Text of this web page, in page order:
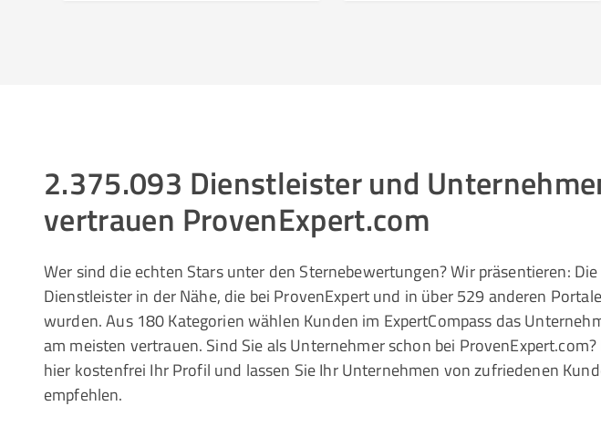
2.375.093 Dienstleister und
vertrauen ProvenExpert.com
Wer sind die echten Stars unter den Sternebewertungen? Wir präsentieren:
Dienstleister in der Nähe, die bei ProvenExpert und in über 529 anderen
wurden. Aus 180 Kategorien wählen Kunden im ExpertCompass das
am meisten vertrauen. Sind Sie als Unternehmer schon bei ProvenExpert.com?
hier kostenfrei Ihr Profil und lassen Sie Ihr Unternehmen von zufriedenen
empfehlen.